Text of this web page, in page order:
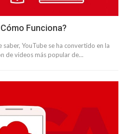
Funciona?
YouTube se ha convertido en la
de videos más popular de…